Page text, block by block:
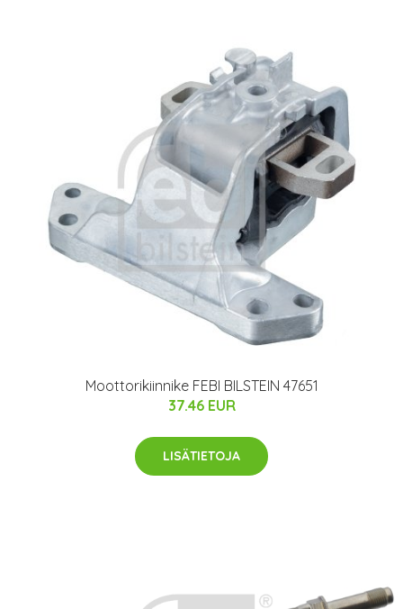
Moottorikiinnike FEBI BILSTEIN 47651
37.46 EUR
LISÄTIETOJA